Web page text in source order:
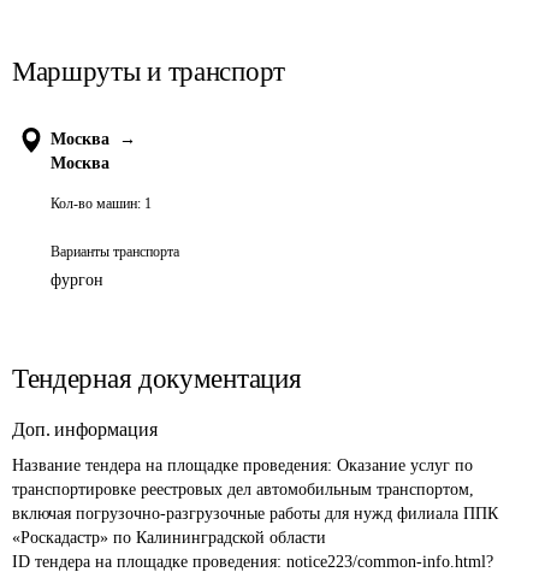
Маршруты и транспорт
Москва
→
Москва
Кол-во машин: 1
Варианты транспорта
фургон
Тендерная документация
Доп. информация
Название тендера на площадке проведения: Оказание услуг по
транспортировке реестровых дел автомобильным транспортом,
включая погрузочно-разгрузочные работы для нужд филиала ППК
«Роскадастр» по Калининградской области
ID тендера на площадке проведения: notice223/common-info.html?